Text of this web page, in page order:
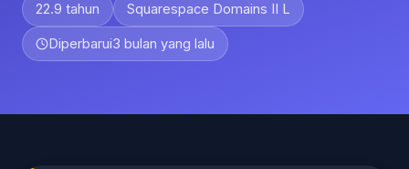
22.9 tahun Squarespace Domains II L
Diperbarui3 bulan yang lalu